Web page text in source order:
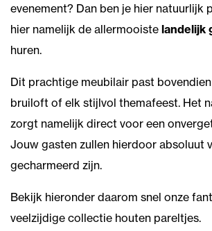
evenement? Dan ben je hier natuurlijk
hier namelijk de allermooiste landelijk
huren.
Dit prachtige meubilair past
bruiloft of elk stijlvol themafeest. Het
zorgt namelijk direct voor een
Jouw gasten zullen hierdoor absoluut
gecharmeerd zijn.
Bekijk hieronder daarom snel onze
veelzijdige collectie houten pareltjes.